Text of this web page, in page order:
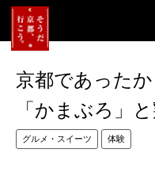
京都であった
「かまぶろ」
グルメ・スイーツ 体験